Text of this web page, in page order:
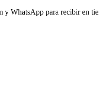
y WhatsApp para recibir en